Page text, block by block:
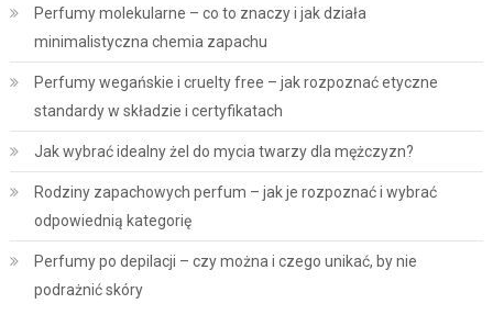
Perfumy molekularne – co to znaczy i jak działa
minimalistyczna chemia zapachu
Perfumy wegańskie i cruelty free – jak rozpoznać etyczne
standardy w składzie i certyfikatach
Jak wybrać idealny żel do mycia twarzy dla mężczyzn?
Rodziny zapachowych perfum – jak je rozpoznać i wybrać
odpowiednią kategorię
Perfumy po depilacji – czy można i czego unikać, by nie
podrażnić skóry